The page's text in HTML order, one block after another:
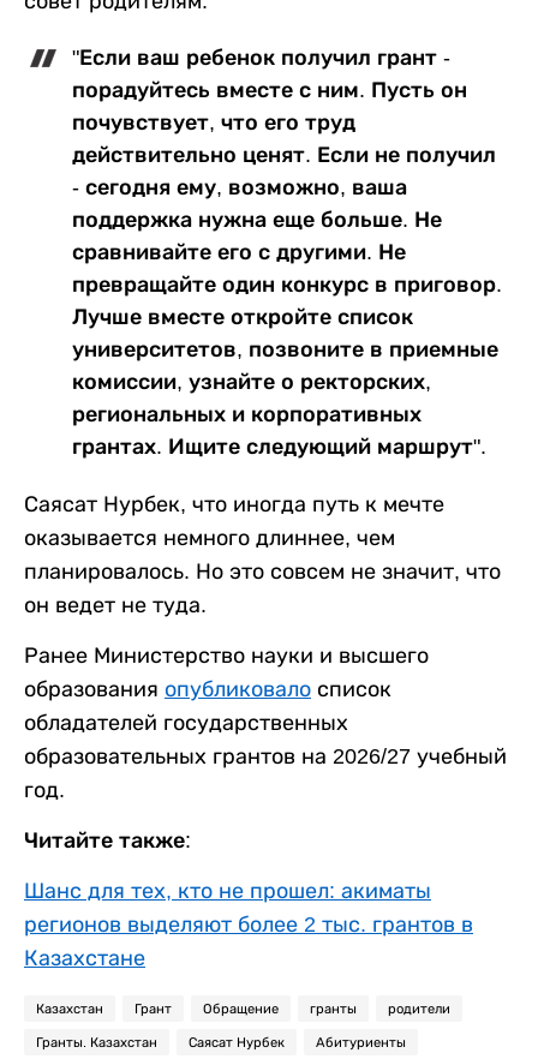
"Если ваш ребенок получил грант -
порадуйтесь вместе с ним. Пусть он
почувствует, что его труд
действительно ценят. Если не получил
- сегодня ему, возможно, ваша
поддержка нужна еще больше. Не
сравнивайте его с другими. Не
превращайте один конкурс в приговор.
Лучше вместе откройте список
университетов, позвоните в приемные
комиссии, узнайте о ректорских,
региональных и корпоративных
грантах. Ищите следующий маршрут".
Саясат Нурбек, что иногда путь к мечте
оказывается немного длиннее, чем
планировалось. Но это совсем не значит, что
он ведет не туда.
Ранее Министерство науки и высшего
образования опубликовало список
обладателей государственных
образовательных грантов на 2026/27 учебный
год.
Читайте также:
Шанс для тех, кто не прошел: акиматы
регионов выделяют более 2 тыс. грантов в
Казахстане
Казахстан Грант Обращение гранты родители
Гранты. Казахстан Саясат Нурбек Абитуриенты